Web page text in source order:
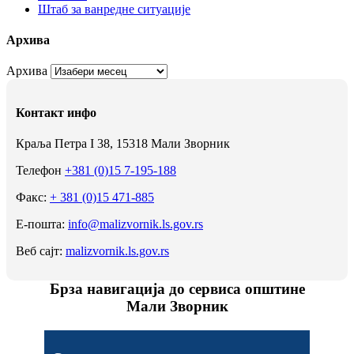
Штаб за ванредне ситуације
Архива
Архива
Контакт инфо
Краља Петра I 38, 15318 Мали Зворник
Телефон +381 (0)15 7-195-188
Факс: + 381 (0)15 471-885
Е-пошта: info@malizvornik.ls.gov.rs
Веб сајт: malizvornik.ls.gov.rs
Брза навигација до сервиса општине
Мали Зворник